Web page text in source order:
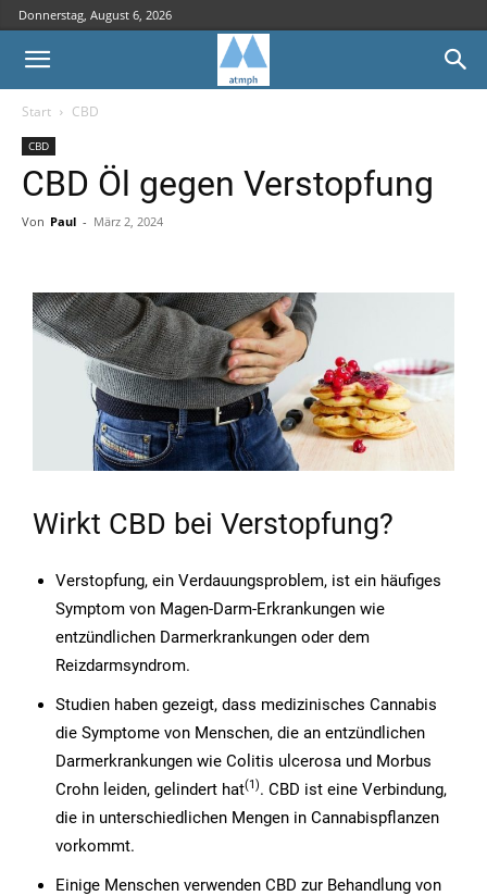
Donnerstag, August 6, 2026
Start CBD
CBD
CBD Öl gegen Verstopfung
Von Paul - März 2, 2024
Wirkt CBD bei Verstopfung?
Verstopfung, ein Verdauungsproblem, ist ein häufiges
Symptom von Magen-Darm-Erkrankungen wie
entzündlichen Darmerkrankungen oder dem
Reizdarmsyndrom.
Studien haben gezeigt, dass medizinisches Cannabis
die Symptome von Menschen, die an entzündlichen
Darmerkrankungen wie Colitis ulcerosa und Morbus
Crohn leiden, gelindert hat(1). CBD ist eine Verbindung,
die in unterschiedlichen Mengen in Cannabispflanzen
vorkommt.
Einige Menschen verwenden CBD zur Behandlung von